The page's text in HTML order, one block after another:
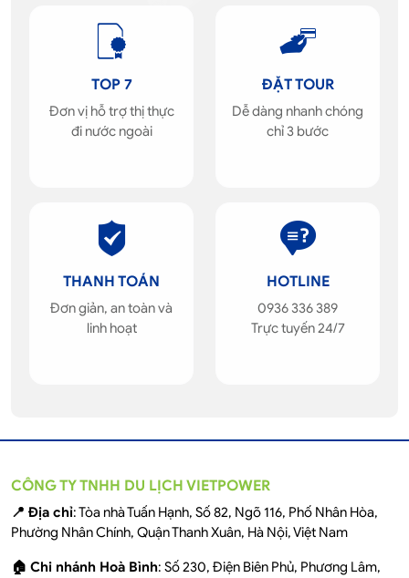
TOP 7
Đơn vị hỗ trợ thị thực
đi nước ngoài
ĐẶT TOUR
Dễ dàng nhanh chóng
chỉ 3 bước
THANH TOÁN
Đơn giản, an toàn và
linh hoạt
HOTLINE
0936 336 389
Trực tuyến 24/7
CÔNG TY TNHH DU LỊCH VIETPOWER
📍 Địa chỉ: Tòa nhà Tuấn Hạnh, Số 82, Ngõ 116, Phố Nhân Hòa,
Phường Nhân Chính, Quận Thanh Xuân, Hà Nội, Việt Nam
🏠 Chi nhánh Hoà Bình: Số 230, Điện Biên Phủ, Phương Lâm,